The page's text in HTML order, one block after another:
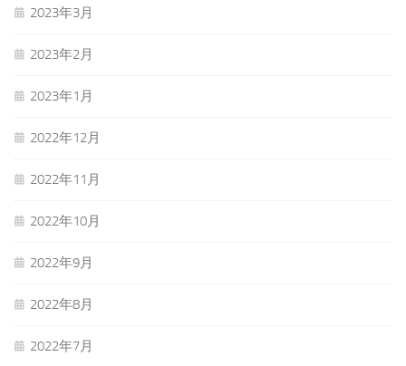
2023年3月
2023年2月
2023年1月
2022年12月
2022年11月
2022年10月
2022年9月
2022年8月
2022年7月